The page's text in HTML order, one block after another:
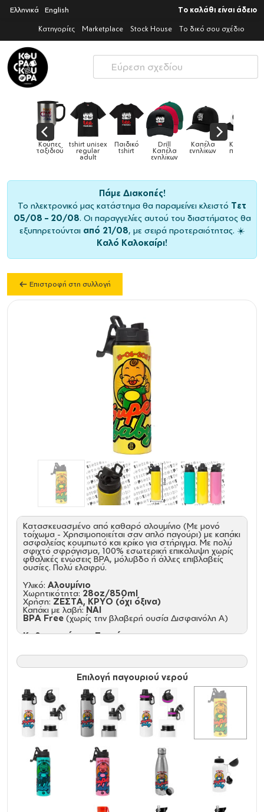
Ελληνικά English Το καλάθι είναι άδειο
Κατηγορίες Marketplace Stock House Το δικό σου σχέδιο
Drill
Καπέλα
Καπέλα
ενηλίκων
Καπέλα
παιδικά Κούπες Κούπες
ειδικές
Πάμε Διακοπές!
Το ηλεκτρονικό μας κατάστημα θα παραμείνει κλειστό Τετ
05/08 – 20/08. Οι παραγγελίες αυτού του διαστήματος θα
εξυπηρετούνται από 21/08, με σειρά προτεραιότητας. ☀️
Καλό Καλοκαίρι!
Επιστροφή στη συλλογή
Κατασκευασμένο από καθαρό αλουμίνιο (Με μονό
τοίχωμα - Χρησιμοποιείται σαν απλό παγούρι) με καπάκι
ασφαλείας κουμπωτό και κρίκο για στήριγμα. Με πολύ
σφιχτό σφράγισμα, 100% εσωτερική επικάλυψη χωρίς
φθαλικές ενώσεις ΒΡΑ, μόλυβδο ή άλλες επιβλαβείς
ουσίες. Πολύ ελαφρύ.
Υλικό: Αλουμίνιο
Χωρητικότητα: 28oz/850ml
Χρήση: ΖΕΣΤΑ, ΚΡΥΟ (όχι όξινα)
Καπάκι με λαβή:NAI
BPA Free (χωρίς την βλαβερή ουσία Δισφαινόλη Α)
Καθαρισμός και Συντήρηση:
Κρατήστε το ακάλυπτο και άδειο για την αποθήκευση,
Δεν είναι ασφαλές στο πλυντήριο πιάτων, Δεν είναι
κατάλληλο για φούρνο μικροκυμάτων, Μην καταψύχετε.
Παρατήρηση : Τα παγούρια/θερμός με καπάκι που
διαθέτει ανοιγόμενα μέρη (στόμιο ή κουμπί) δεν
διαθέτουν βιδωτό μηχανισμό ασφαλείας. Προσφέρουν
μόνο βασική προστασία από διαρροές και είναι πιθανό,
σε πλάγια ή ανάποδη θέση, καθώς και σε τσάντα με
έντονη κίνηση, να παρουσιαστούν διαρροές από το
καπάκι.
Επιλογή παγουριού νερού